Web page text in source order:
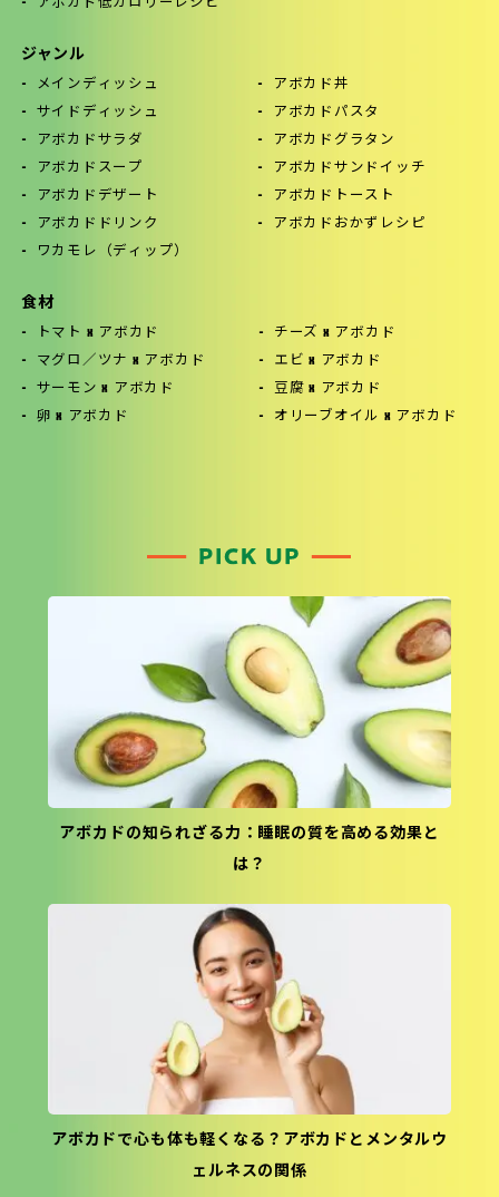
アボカド低カロリーレシピ
ジャンル
メインディッシュ
サイドディッシュ
アボカドサラダ
アボカドスープ
アボカドデザート
アボカドドリンク
ワカモレ（ディップ）
アボカド丼
アボカドパスタ
アボカドグラタン
アボカドサンドイッチ
アボカドトースト
アボカドおかずレシピ
食材
トマト x アボカド チーズ x アボカド
マグロ／ツナ x アボカド エビ x アボカド
サーモン x アボカド 豆腐 x アボカド
卵 x アボカド オリーブオイル x アボカド
アボカドの知られざる力：睡眠の質を高める効果と
は？
アボカドで心も体も軽くなる？アボカドとメンタルウ
ェルネスの関係